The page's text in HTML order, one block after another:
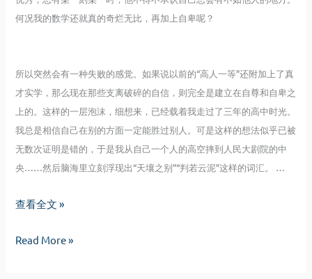
何况我的数学还就真的奇烂无比，再加上自卑呢？
所以突然会有一种失败的感觉。如果说以前的“高人一等”还附加上了真
才实学，那么现在那些支离破碎的自信，则完全是建立在自尊和自卑之
上的。这样的一层泡沫，细想来，已经载着我走过了三年的高中时光。
我总是相信自己在别的方面一定能胜过别人。可是这样的想法似乎已被
无数次证明是错的，于是我从自己一个人的高空摔到人民大剧院的中
央……然后脑海里立刻浮现出“天壤之别”“判若云泥”这样的词汇。 …
未
的
查看全文 »
未
Read More »